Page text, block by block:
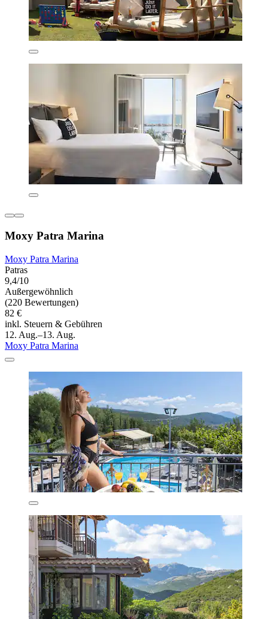
Moxy Patra Marina
Moxy Patra Marina
Patras
9,4/10
Außergewöhnlich
(220 Bewertungen)
82 €
inkl. Steuern & Gebühren
12. Aug.–13. Aug.
Moxy Patra Marina